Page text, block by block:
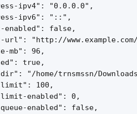
ipv4": "0.0.0.0",
ipv6": "::",
enabled": false,
url": "http://
mb": 96,
true,
"/home/trnsmssn/
100,
enabled": 0,
enabled": false,